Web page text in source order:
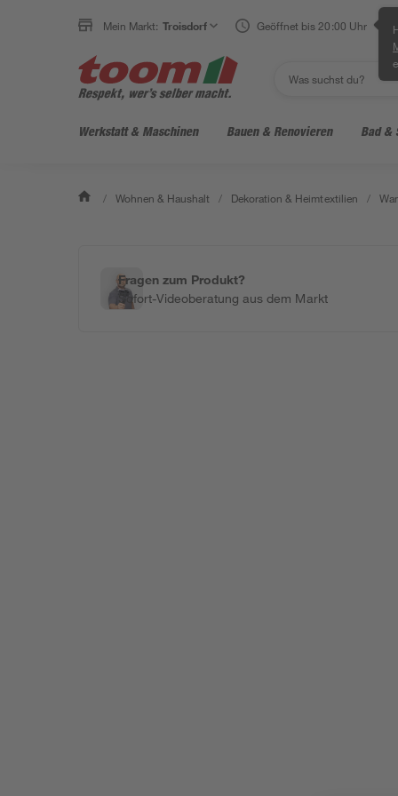
Mein Markt: Troisdorf Geöffnet bis 20:00 Uhr
Werkstatt & Maschinen Bauen & Renovieren Bad &
/ Wohnen & Haushalt / Dekoration & Heimtextilien /
Fragen zum Produkt?
Sofort-Videoberatung aus dem Markt